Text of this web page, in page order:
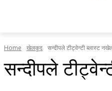
Home खेलकुद सन्दीपले टीट्वेन्टी ब्लास्ट
सन्दीपले